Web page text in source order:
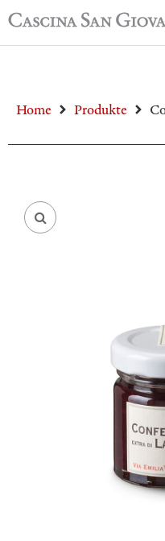
Home Produkte